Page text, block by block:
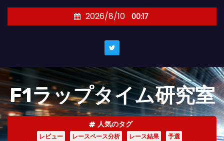
キ
ッ
プ
2026/8/10 00:17
F1ラップタイム研究室
人気のタグ
レビュー レースペース分析 レース結果
予選